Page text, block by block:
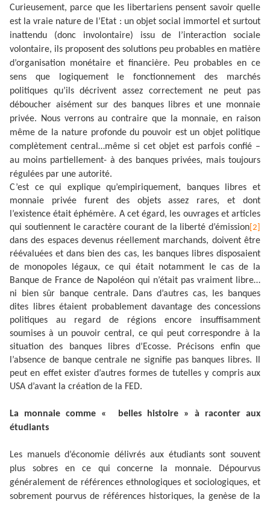
Curieusement, parce que les libertariens pensent savoir quelle
est la vraie nature de l’Etat : un objet social immortel et surtout
inattendu (donc involontaire) issu de l’interaction sociale
volontaire, ils proposent des solutions peu probables en matière
d’organisation monétaire et financière. Peu probables en ce
sens que logiquement le fonctionnement des marchés
politiques qu’ils décrivent assez correctement ne peut pas
déboucher aisément sur des banques libres et une monnaie
privée. Nous verrons au contraire que la monnaie, en raison
même de la nature profonde du pouvoir est un objet politique
complètement central…même si cet objet est parfois confié –
au moins partiellement- à des banques privées, mais toujours
régulées par une autorité.
C’est ce qui explique qu’empiriquement, banques libres et
monnaie privée furent des objets assez rares, et dont
l’existence était éphémère. A cet égard, les ouvrages et articles
qui soutiennent le caractère courant de la liberté d’émission [2]
dans des espaces devenus réellement marchands, doivent être
réévaluées et dans bien des cas, les banques libres disposaient
de monopoles légaux, ce qui était notamment le cas de la
Banque de France de Napoléon qui n’était pas vraiment libre…
ni bien sûr banque centrale. Dans d’autres cas, les banques
dites libres étaient probablement davantage des concessions
politiques au regard de régions encore insuffisamment
soumises à un pouvoir central, ce qui peut correspondre à la
situation des banques libres d’Ecosse. Précisons enfin que
l’absence de banque centrale ne signifie pas banques libres. Il
peut en effet exister d’autres formes de tutelles y compris aux
USA d’avant la création de la FED.
La monnaie comme « belles histoire » à raconter aux
étudiants
Les manuels d’économie délivrés aux étudiants sont souvent
plus sobres en ce qui concerne la monnaie. Dépourvus
généralement de références ethnologiques et sociologiques, et
sobrement pourvus de références historiques, la genèse de la